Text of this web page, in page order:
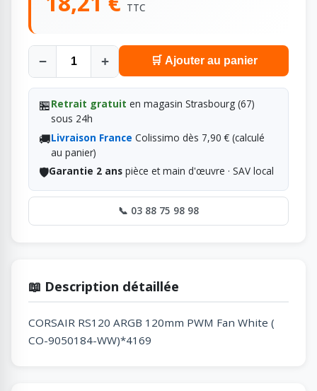
TTC
− + 🛒 Ajouter au panier
🏪Retrait gratuit en magasin Strasbourg (67)
sous 24h
🚚Livraison France Colissimo dès 7,90 € (calculé
au panier)
🛡️Garantie 2 anspièce et main d'œuvre · SAV local
📞 03 88 75 98 98
📖 Description détaillée
CORSAIR RS120 ARGB 120mm PWM Fan White (
CO-9050184-WW)*4169